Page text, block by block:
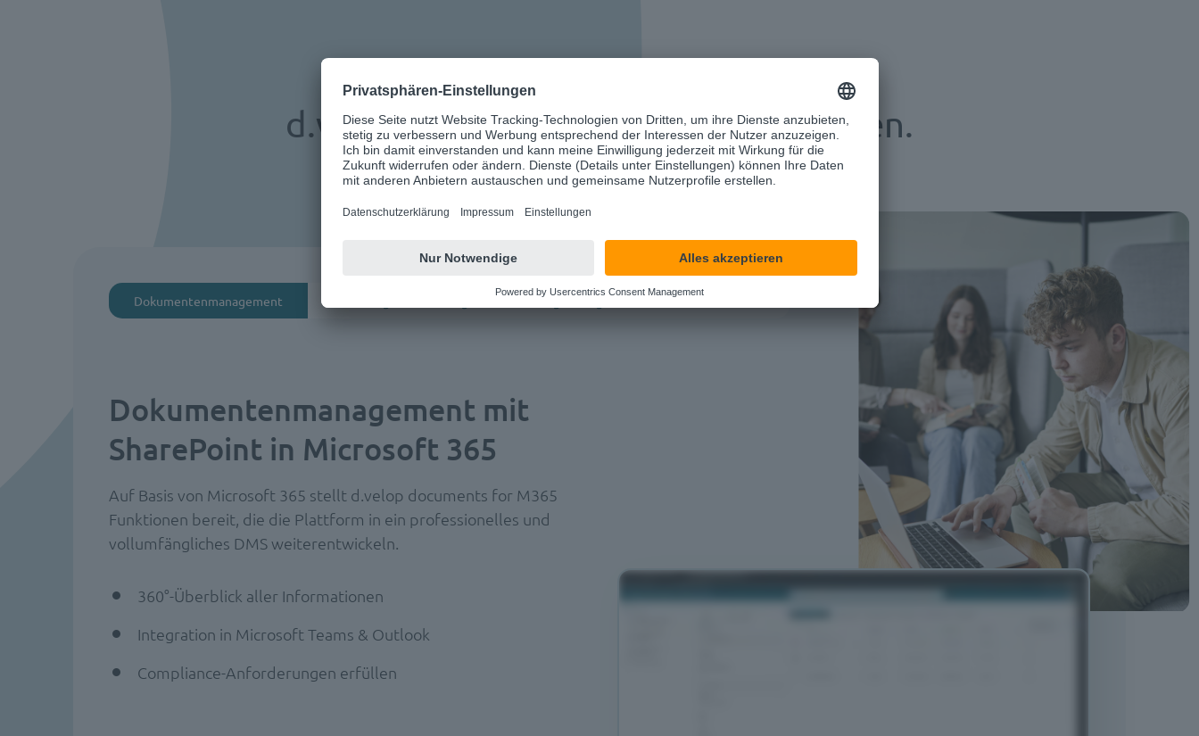
d.velop Lösungen für M365 entdecken.
Dokumentenmanagement Vertragsmanagement Personalakte
Dokumentenmanagement mit
SharePoint in Microsoft 365
Auf Basis von Microsoft 365 stellt d.velop documents for M365
Funktionen bereit, die die Plattform in ein professionelles und
vollumfängliches DMS weiterentwickeln.
360°-Überblick aller Informationen
Integration in Microsoft Teams & Outlook
Compliance-Anforderungen erfüllen